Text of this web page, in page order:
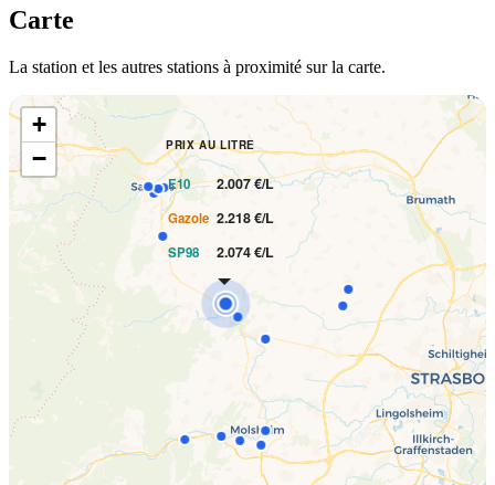
Carte
La station et les autres stations à proximité sur la carte.
PRIX AU LITRE
E10 2.007 €/L
Gazole 2.218 €/L
SP98 2.074 €/L
+
−